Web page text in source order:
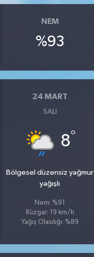
NEM
%93
24 MART
SALI
8°
Bölgesel düzensiz yağmur
yağışlı
Nem: %91
Rüzgar: 19 km/h
Yağış Olasılığı: %89